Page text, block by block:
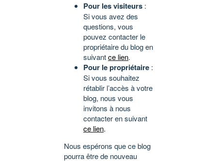
Pour les visiteurs :
Si vous avez des
questions, vous
pouvez contacter le
propriétaire du blog en
suivantce lien.
Pour le propriétaire :
Si vous souhaitez
rétablir l’accès à votre
blog, nous vous
invitons à nous
contacter en suivant
ce lien.
Nous espérons que ce blog
pourra être de nouveau